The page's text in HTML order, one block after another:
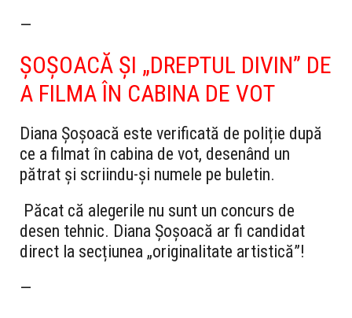
—
ȘOȘOACĂ ȘI „DREPTUL DIVIN” DE
A FILMA ÎN CABINA DE VOT
Diana Șoșoacă este verificată de poliție după
ce a filmat în cabina de vot, desenând un
pătrat și scriindu-și numele pe buletin.
Păcat că alegerile nu sunt un concurs de
desen tehnic. Diana Șoșoacă ar fi candidat
direct la secțiunea „originalitate artistică”!
—